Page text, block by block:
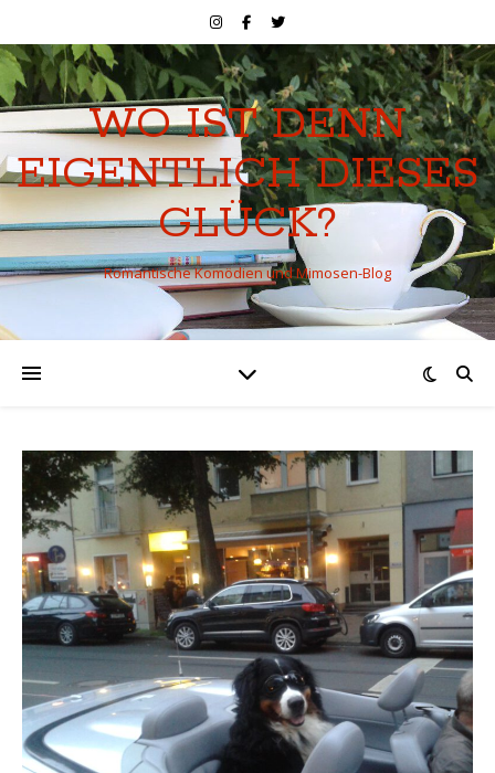
WO IST DENN
EIGENTLICH DIESES
GLÜCK?
Romantische Komödien und Mimosen-Blog